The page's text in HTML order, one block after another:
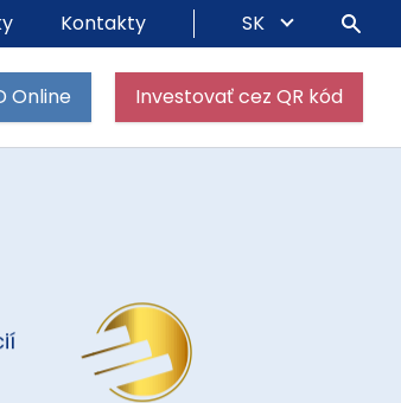
Online Investovať cez QR kód
Kontakty SK